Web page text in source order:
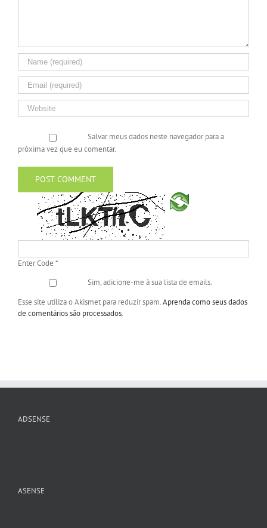
Salvar meus dados neste navegador para a
próxima vez que eu comentar.
Enter Code *
Sim, adicione-me à sua lista de emails.
Esse site utiliza o Akismet para reduzir spam.Aprenda como seus dados
de comentários são processados.
ADSENSE
ASENSE